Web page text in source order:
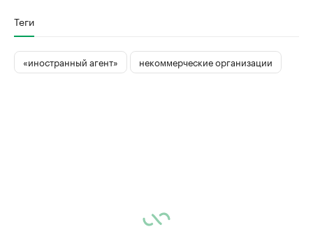
Теги
«иностранный агент» некоммерческие организации